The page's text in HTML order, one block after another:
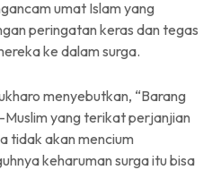
umat Islam yang
peringatan keras dan tegas
ke dalam surga.
menyebutkan, “Barang
Muslim yang terikat perjanjian
tidak akan mencium
keharuman surga itu bisa